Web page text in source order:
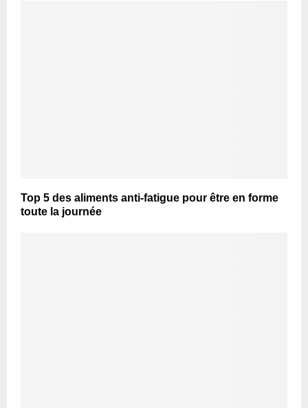
Top 5 des aliments anti-fatigue pour être en forme
toute la journée